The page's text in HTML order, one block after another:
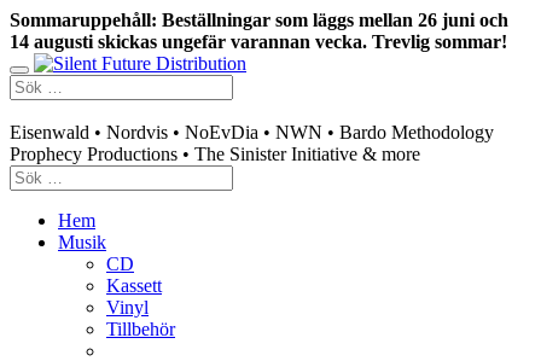
Sommaruppehåll: Beställningar som läggs mellan 26 juni och
14 augusti skickas ungefär varannan vecka. Trevlig sommar!
Eisenwald • Nordvis • NoEvDia • NWN • Bardo Methodology
Prophecy Productions • The Sinister Initiative & more
Hem
Musik
CD
Kassett
Vinyl
Tillbehör